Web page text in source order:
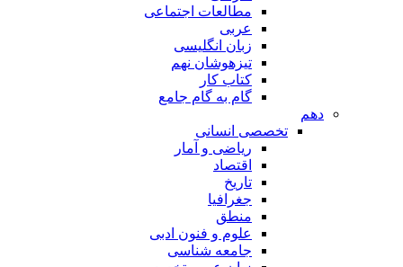
مطالعات اجتماعی
عربی
زبان انگلیسی
تیزهوشان نهم
کتاب کار
گام به گام جامع
دهم
تخصصی انسانی
ریاضی و آمار
اقتصاد
تاریخ
جغرافیا
منطق
علوم و فنون ادبی
جامعه شناسی